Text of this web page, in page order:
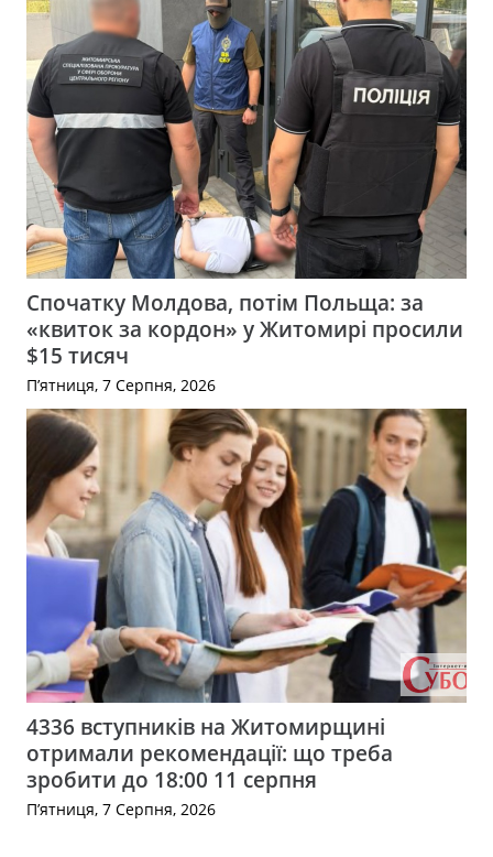
Спочатку Молдова, потім Польща: за
«квиток за кордон» у Житомирі просили
$15 тисяч
П’ятниця, 7 Серпня, 2026
4336 вступників на Житомирщині
отримали рекомендації: що треба
зробити до 18:00 11 серпня
П’ятниця, 7 Серпня, 2026